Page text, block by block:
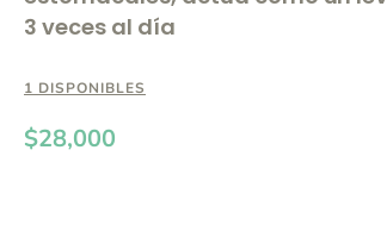
3 veces al día
1 DISPONIBLES
$28,000